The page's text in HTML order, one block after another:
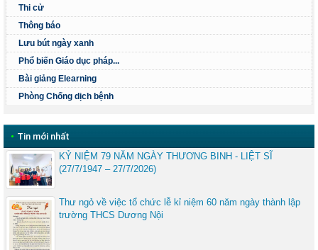
Thi cử
Thông báo
Lưu bút ngày xanh
Phổ biến Giáo dục pháp...
Bài giảng Elearning
Phòng Chống dịch bệnh
• Tin mới nhất
KỶ NIỆM 79 NĂM NGÀY THƯƠNG BINH - LIỆT SĨ
(27/7/1947 – 27/7/2026)
Thư ngỏ về việc tổ chức lễ kỉ niệm 60 năm ngày thành lập
trường THCS Dương Nội